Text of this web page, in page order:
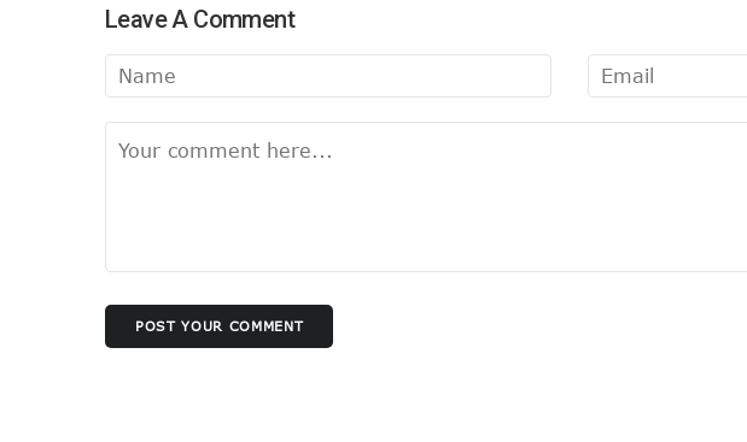
Leave A Comment
POST YOUR COMMENT